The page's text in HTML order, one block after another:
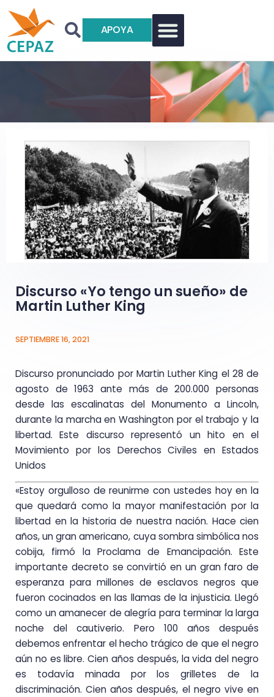
APOYA
Discurso «Yo tengo un sueño» de
Martin Luther King
SEPTIEMBRE 16, 2021
Discurso pronunciado por Martin Luther King el 28 de
agosto de 1963 ante más de 200.000 personas
desde las escalinatas del Monumento a Lincoln,
durante la marcha en Washington por el trabajo y la
libertad. Este discurso representó un hito en el
Movimiento por los Derechos Civiles en Estados
Unidos
«Estoy orgulloso de reunirme con ustedes hoy en la
que quedará como la mayor manifestación por la
libertad en la historia de nuestra nación. Hace cien
años, un gran americano, cuya sombra simbólica nos
cobija, firmó la Proclama de Emancipación. Este
importante decreto se convirtió en un gran faro de
esperanza para millones de esclavos negros que
fueron cocinados en las llamas de la injusticia. Llegó
como un amanecer de alegría para terminar la larga
noche del cautiverio. Pero 100 años después
debemos enfrentar el hecho trágico de que el negro
aún no es libre. Cien años después, la vida del negro
es todavía minada por los grilletes de la
discriminación. Cien años después, el negro vive en